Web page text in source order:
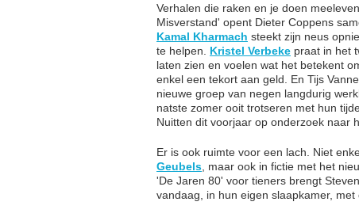
Verhalen die raken en je doen
Misverstand' opent Dieter Coppens
Kamal Kharmach steekt zijn neus
te helpen. Kristel Verbeke praat in het
laten zien en voelen wat het betekent
enkel een tekort aan geld. En Tijs
nieuwe groep van negen langdurig
natste zomer ooit trotseren met hun
Nuitten dit voorjaar op onderzoek naar
Er is ook ruimte voor een lach. Niet
Geubels , maar ook in fictie met het
'De Jaren 80' voor tieners brengt
vandaag, in hun eigen slaapkamer,